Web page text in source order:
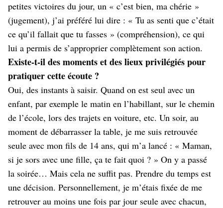
petites victoires du jour, un « c’est bien, ma chérie »
(jugement), j’ai préféré lui dire : « Tu as senti que c’était
ce qu’il fallait que tu fasses » (compréhension), ce qui
lui a permis de s’approprier complètement son action.
Existe-t-il des moments et des lieux privilégiés pour
pratiquer cette écoute ?
Oui, des instants à saisir. Quand on est seul avec un
enfant, par exemple le matin en l’habillant, sur le chemin
de l’école, lors des trajets en voiture, etc. Un soir, au
moment de débarrasser la table, je me suis retrouvée
seule avec mon fils de 14 ans, qui m’a lancé : « Maman,
si je sors avec une fille, ça te fait quoi ? » On y a passé
la soirée… Mais cela ne suffit pas. Prendre du temps est
une décision. Personnellement, je m’étais fixée de me
retrouver au moins une fois par jour seule avec chacun,